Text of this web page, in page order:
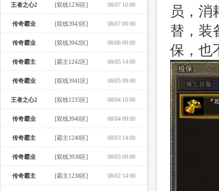
王者之心2 [双线1236区] 08/07 10:00
传奇霸业 [双线3943区] 08/07 09:00
传奇霸业 [双线3942区] 08/06 09:00
传奇霸主 [霸主1242区] 08/05 14:00
传奇霸业 [双线3941区] 08/05 09:00
王者之心2 [双线1235区] 08/04 10:00
传奇霸业 [双线3940区] 08/04 09:00
传奇霸主 [霸主1240区] 08/03 14:00
传奇霸业 [双线3938区] 08/03 09:00
传奇霸主 [霸主1238区] 08/02 14:00
员，消
替，装
保，也